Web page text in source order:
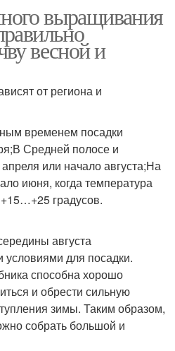
выращивания
весной и
от региона и
временем посадки
Средней полосе и
или начало августа;На
июня, когда температура
градусов.
августа
условиями для посадки.
способна хорошо
и обрести сильную
зимы. Таким образом,
собрать большой и